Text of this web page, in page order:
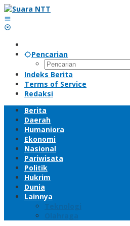
Lewati
ke
konten
Pencarian
Indeks Berita
Terms of Service
Redaksi
Berita
Daerah
Humaniora
Ekonomi
Nasional
Pariwisata
Politik
Hukrim
Dunia
Lainnya
Teknologi
Olahraga